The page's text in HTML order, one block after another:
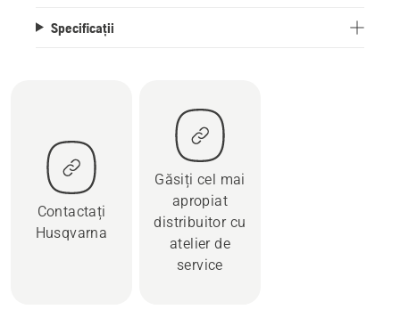
Specificații
Contactați
Husqvarna
Găsiți cel mai
apropiat
distribuitor cu
atelier de
service